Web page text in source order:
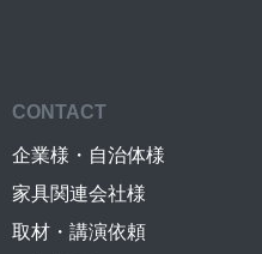
CONTACT
企業様・自治体様
家具関連会社様
取材・講演依頼